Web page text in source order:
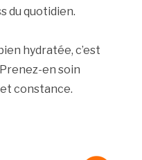
du quotidien.
hydratée, c’est
en soin
constance.